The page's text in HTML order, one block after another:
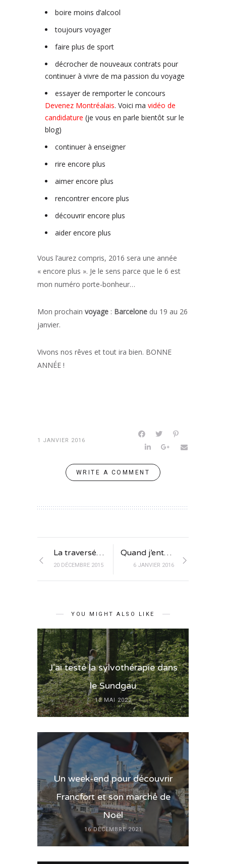
boire moins d’alcool
toujours voyager
faire plus de sport
décrocher de nouveaux contrats pour
continuer à vivre de ma passion du voyage
essayer de remporter le concours
Devenez Montréalais. Voici ma vidéo de
candidature (je vous en parle bientôt sur le
blog)
continuer à enseigner
rire encore plus
aimer encore plus
rencontrer encore plus
découvrir encore plus
aider encore plus
Vous l’aurez compris, 2016 sera une année
« encore plus ». Je le sens parce que le 6 est
mon numéro porte-bonheur…
Mon prochain voyage : Barcelone du 19 au 26
janvier.
Vivons nos rêves et tout ira bien. BONNE
ANNÉE !
1 JANVIER 2016
WRITE A COMMENT
La traversée du pont Jacques-Cartier
20 DÉCEMBRE 2015
Quand j’entends siffler le métro de New York
6 JANVIER 2016
YOU MIGHT ALSO LIKE
J’ai testé la sylvothérapie dans
le Sundgau
12 MAI 2022
Un week-end pour découvrir
Francfort et son marché de
Noël
16 DÉCEMBRE 2021